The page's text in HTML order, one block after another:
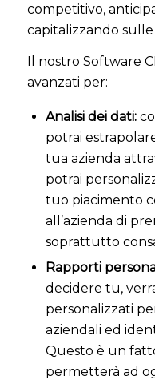
competitivo,
capitalizzando
Il nostro Software
avanzati per:
Analisi dei dati:
potrai
tua azienda
potrai
tuo piacimento
all’azienda di
soprattutto
Rapporti
decidere tu,
personalizzati
aziendali ed
Questo è un
permetterà ad